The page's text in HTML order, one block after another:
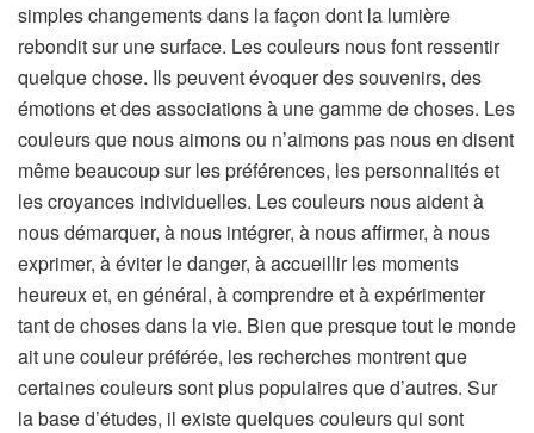
simples changements dans la façon dont la lumière
rebondit sur une surface. Les couleurs nous font ressentir
quelque chose. Ils peuvent évoquer des souvenirs, des
émotions et des associations à une gamme de choses. Les
couleurs que nous aimons ou n’aimons pas nous en disent
même beaucoup sur les préférences, les personnalités et
les croyances individuelles. Les couleurs nous aident à
nous démarquer, à nous intégrer, à nous affirmer, à nous
exprimer, à éviter le danger, à accueillir les moments
heureux et, en général, à comprendre et à expérimenter
tant de choses dans la vie. Bien que presque tout le monde
ait une couleur préférée, les recherches montrent que
certaines couleurs sont plus populaires que d’autres. Sur
la base d’études, il existe quelques couleurs qui sont